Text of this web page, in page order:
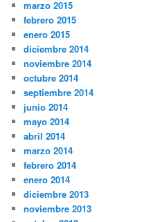
marzo 2015
febrero 2015
enero 2015
diciembre 2014
noviembre 2014
octubre 2014
septiembre 2014
junio 2014
mayo 2014
abril 2014
marzo 2014
febrero 2014
enero 2014
diciembre 2013
noviembre 2013